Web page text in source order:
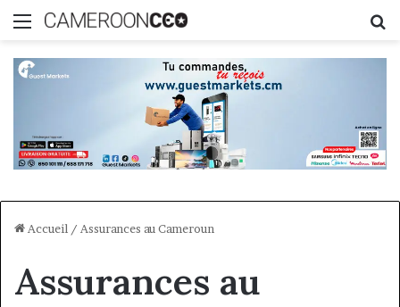
Menu
Accueil / Assurances au Cameroun
Assurances au